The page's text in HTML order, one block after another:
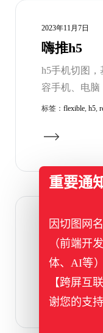
2023年11月7日
嗨推h5
h5手机切图，
容手机、电脑
标签： flexible, h5,
2023年11月5日
曼阅h5
标签： ,手机,手
重要通
因切图网
（前端开
体、AI等
【跨屏互
谢您的支持